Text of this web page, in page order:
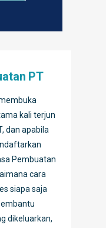
PT
kali terjun
dan apabila
Pembuatan
cara
siapa saja
dikeluarkan,